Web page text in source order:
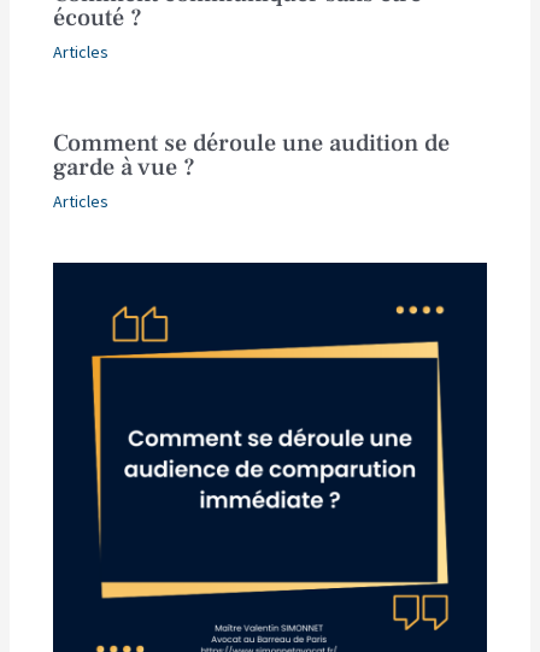
écouté ?
Articles
Comment se déroule une audition de
garde à vue ?
Articles